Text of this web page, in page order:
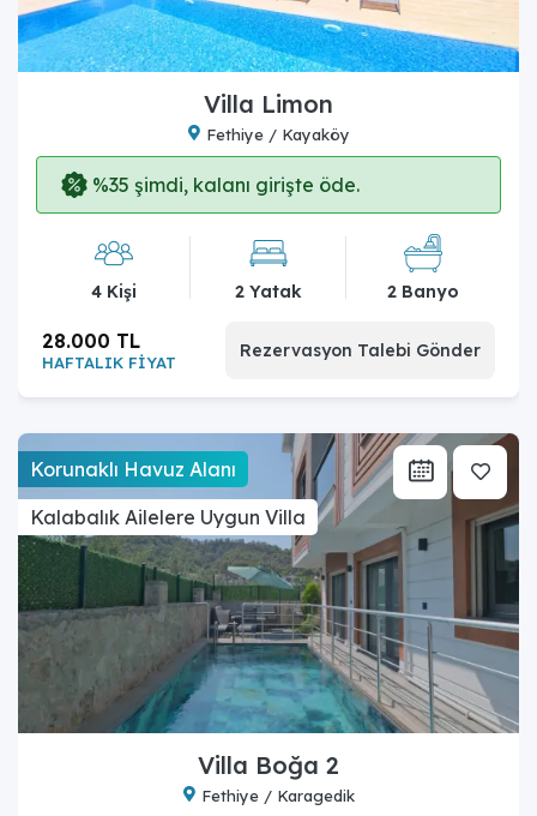
Villa Limon
Fethiye / Kayaköy
%35 şimdi, kalanı girişte öde.
4 Kişi 2 Yatak 2 Banyo
HAFTALIK FİYAT
28.000 TL Rezervasyon Talebi Gönder
Korunaklı Havuz Alanı
Kalabalık Ailelere Uygun Villa
Villa Boğa 2
Fethiye / Karagedik